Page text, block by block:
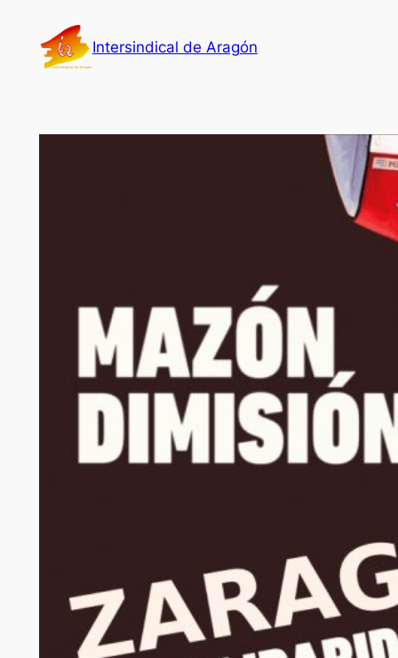
contenido
Intersindical de Aragón